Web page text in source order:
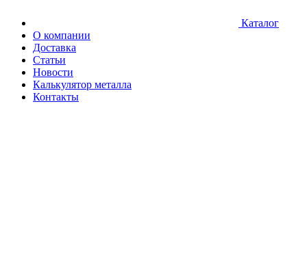
Каталог
О компании
Доставка
Статьи
Новости
Калькулятор металла
Контакты